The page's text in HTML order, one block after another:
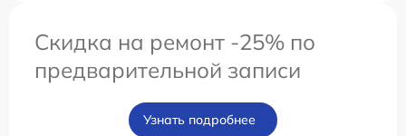
Скидка на ремонт -25% по
предварительной записи
Узнать подробнее